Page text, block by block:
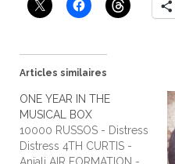
Articles similaires
ONE YEAR IN THE
MUSICAL BOX
10000 RUSSOS - Distress
Distress 4TH CURTIS -